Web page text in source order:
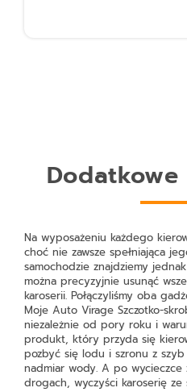
Na wyposażeniu każdego
choć nie zawsze spełniająca
samochodzie znajdziemy
można precyzyjnie usunąć
karoserii. Połączyliśmy oba
Moje Auto Virage Szczotko-
niezależnie od pory roku i
produkt, który przyda się
pozbyć się lodu i szronu z szyb
nadmiar wody. A po wycieczce
drogach, wyczyści karoserię ze